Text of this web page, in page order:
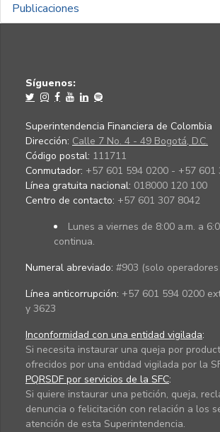
Publicaciones
Síguenos:
Superintendencia Financiera de Colombia
Dirección: Calle 7 No. 4 - 49 Bogotá, D.C.
Código postal: 111711
Conmutador: +57 601 594 0200 - +57 601
Línea gratuita nacional: 018000 120 100
Centro de contacto: +57 601 307 8042
Lunes a viernes de 8:00 a.m. a
continua.
Numeral abreviado: #903 (solo
Línea anticorrupción: +57 601 594 0200
y 3623
Inconformidad con una entidad vigilada:
Si necesita instaurar una queja por
ofrecidos por una entidad vigilada por la
PQRSDF por servicios de la SFC:
Si quiere instaurar una petición, queja,
denuncia o felicitación con relación a los
atención de esta Superintendencia.